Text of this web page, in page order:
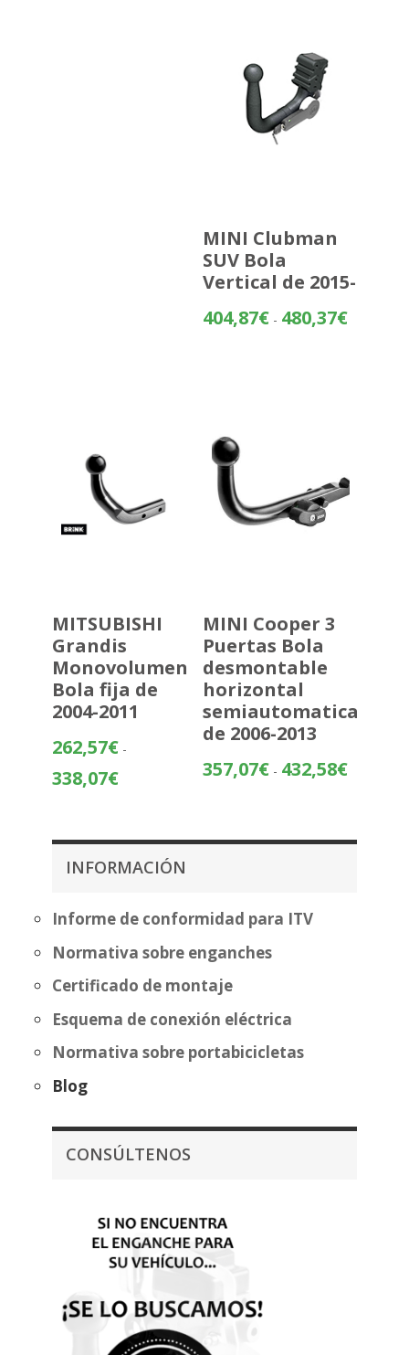
MINI Clubman
SUV Bola
Vertical de 2015-
404,87€ - 480,37€Rango
MITSUBISHI
Grandis
Monovolumen
Bola fija de
2004-2011
262,57€ -
338,07€Rango
desde
hasta
MINI Cooper 3
Puertas Bola
desmontable
horizontal
semiautomatica
de 2006-2013
357,07€ - 432,58€Rango
357,07€
INFORMACIÓN
Informe de conformidad para ITV
Normativa sobre enganches
Certificado de montaje
Esquema de conexión eléctrica
Normativa sobre portabicicletas
Blog
CONSÚLTENOS